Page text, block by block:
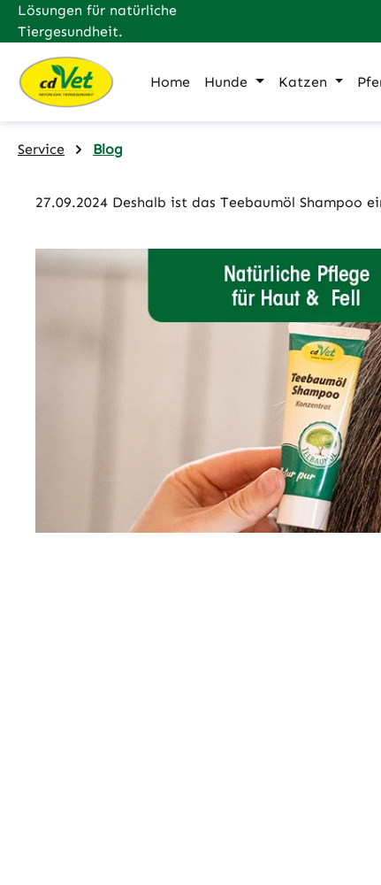
Hauptinhalt springen
Zur Suche springen
Zur Hauptnavigation springen
Lösungen für natürliche
Tiergesundheit.
Home Hunde Katzen
Service Blog
27.09.2024 Deshalb ist das Teebaumöl Shampoo